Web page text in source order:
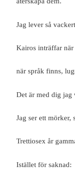
Jag lever så
Kairos inträffar
när språk finns,
Det är med dig jag
Jag ser ett mörker,
Trettiosex år
Istället för saknad: